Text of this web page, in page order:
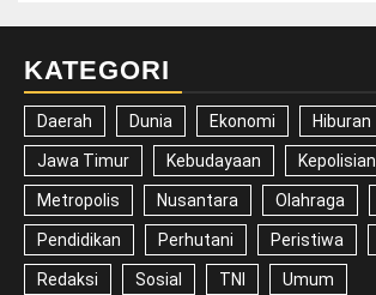
KATEGORI
Daerah Dunia Ekonomi Hiburan
Jawa Timur Kebudayaan Kepolisian
Metropolis Nusantara Olahraga
Pendidikan Perhutani Peristiwa
Redaksi Sosial TNI Umum